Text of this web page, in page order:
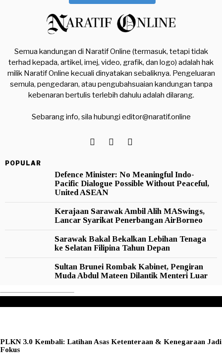
Semua kandungan di Naratif Online (termasuk, tetapi tidak
terhad kepada, artikel, imej, video, grafik, dan logo) adalah hak
milik Naratif Online kecuali dinyatakan sebaliknya. Pengeluaran
semula, pengedaran, atau pengubahsuaian kandungan tanpa
kebenaran bertulis terlebih dahulu adalah dilarang.
Sebarang info, sila hubungi editor@naratif.online
POPULAR
Defence Minister: No Meaningful Indo-
Pacific Dialogue Possible Without Peaceful,
United ASEAN
Kerajaan Sarawak Ambil Alih MASwings,
Lancar Syarikat Penerbangan AirBorneo
Sarawak Bakal Bekalkan Lebihan Tenaga
ke Selatan Filipina Tahun Depan
Sultan Brunei Rombak Kabinet, Pengiran
Muda Abdul Mateen Dilantik Menteri Luar
PLKN 3.0 Kembali: Latihan Asas Ketenteraan & Kenegaraan Jadi
Fokus